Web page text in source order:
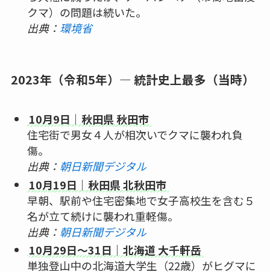
クマ）の問題は続いた。
出典： 環境省
2023年（令和5年）― 統計史上最多（当時）
10月9日｜秋田県 秋田市
住宅街で男女４人が相次いでクマに襲われ負
傷。
出典： 朝日新聞デジタル
10月19日｜秋田県 北秋田市
早朝、駅前や住宅密集地で女子高校生を含む５
名が立て続けに襲われ重軽傷。
出典： 朝日新聞デジタル
10月29日〜31日｜北海道 大千軒岳
単独登山中の北海道大学生（22歳）がヒグマに